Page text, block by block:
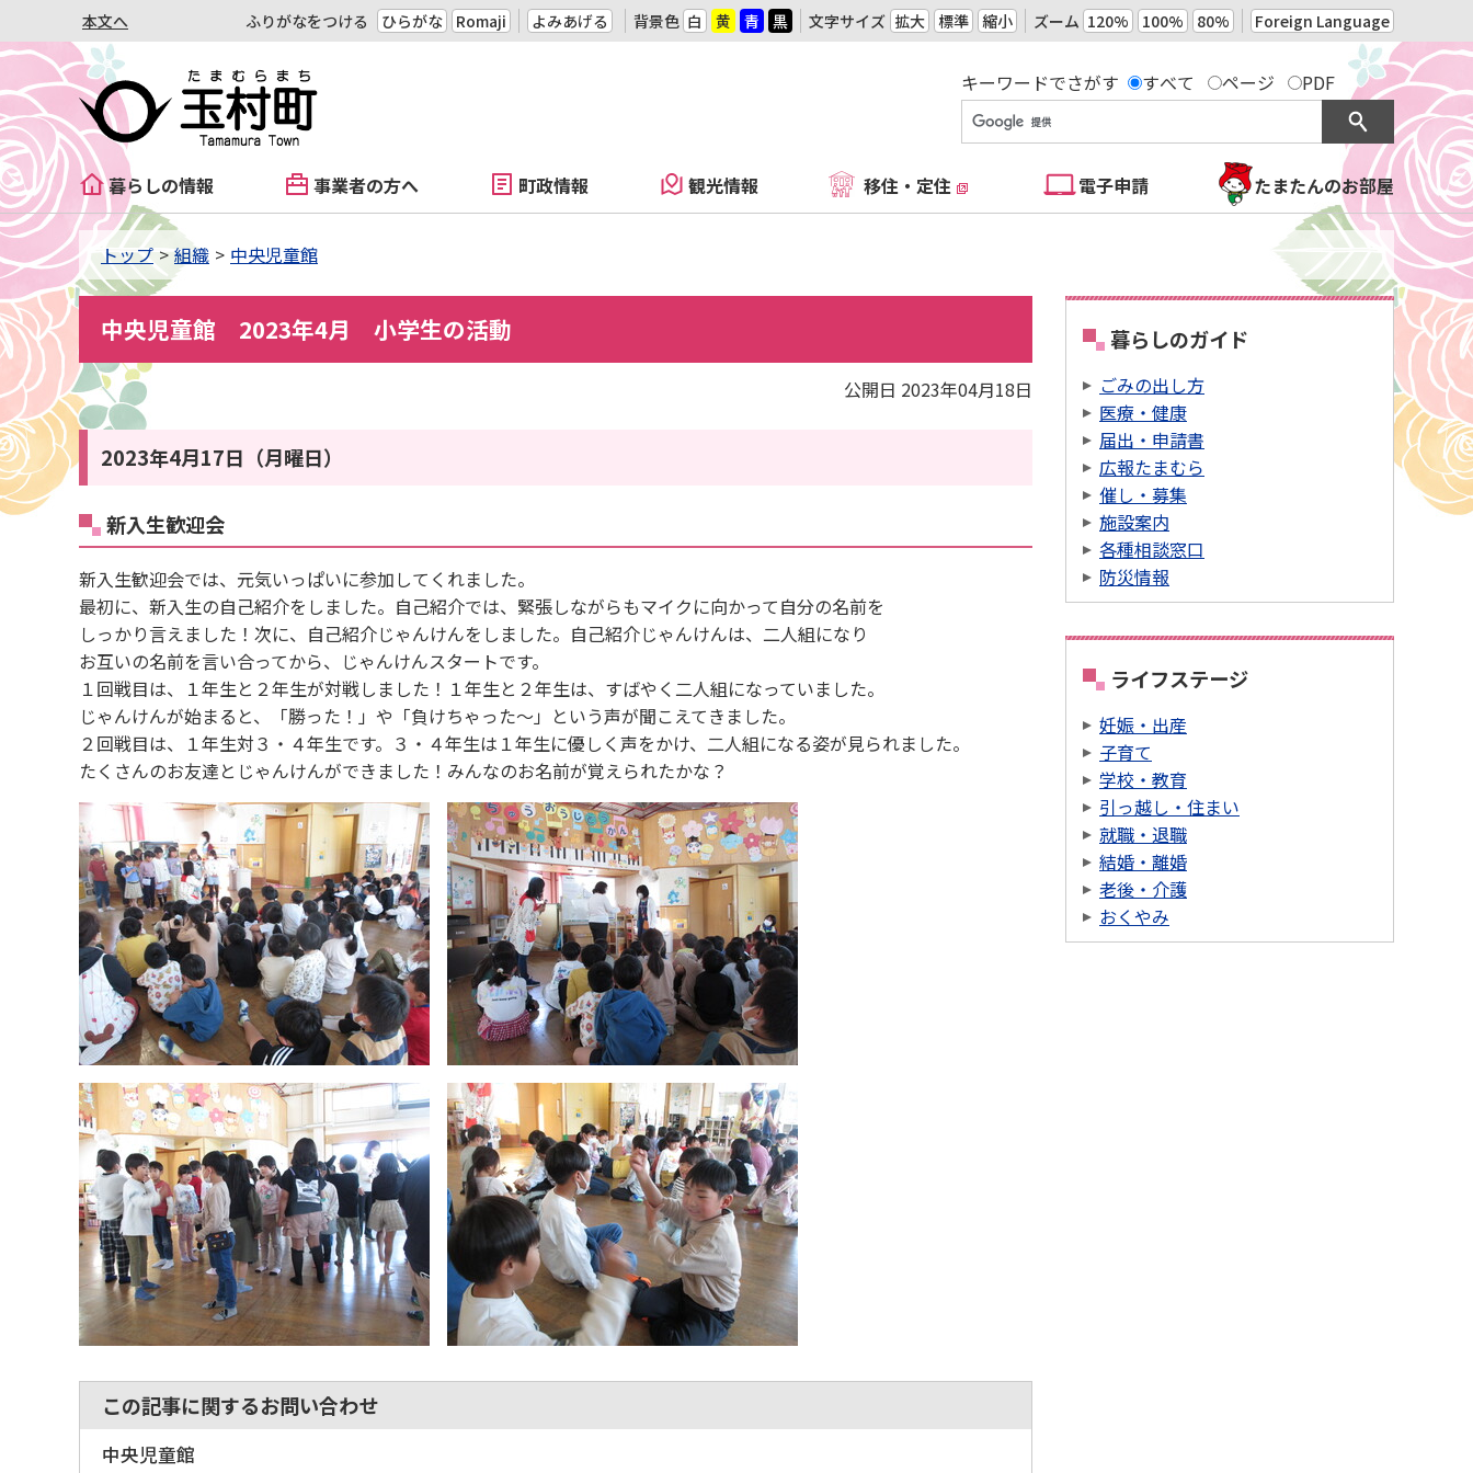
本文へ ふりがなをつける ひらがな Romaji よみあげる 背景色 白 黄 青 黒 文字サイズ 拡大 標準 縮小 ズーム 120% 100% 80% Foreign Language
キーワードでさがす すべて ページ PDF
暮らしの情報 事業者の方へ 町政情報 観光情報 移住・定住 電子申請 たまたんのお部屋
トップ 組織 中央児童館
中央児童館 2023年4月 小学生の活動
公開日 2023年04月18日
2023年4月17日（月曜日）
新入生歓迎会
新入生歓迎会では、元気いっぱいに参加してくれました。
最初に、新入生の自己紹介をしました。自己紹介では、緊張しながらもマイクに向かって自分の名前を
しっかり言えました！次に、自己紹介じゃんけんをしました。自己紹介じゃんけんは、二人組になり
お互いの名前を言い合ってから、じゃんけんスタートです。
１回戦目は、１年生と２年生が対戦しました！１年生と２年生は、すばやく二人組になっていました。
じゃんけんが始まると、「勝った！」や「負けちゃった〜」という声が聞こえてきました。
２回戦目は、１年生対３・４年生です。３・４年生は１年生に優しく声をかけ、二人組になる姿が見られました。
たくさんのお友達とじゃんけんができました！みんなのお名前が覚えられたかな？
この記事に関するお問い合わせ
中央児童館
暮らしのガイド
ごみの出し方
医療・健康
届出・申請書
広報たまむら
催し・募集
施設案内
各種相談窓口
防災情報
ライフステージ
妊娠・出産
子育て
学校・教育
引っ越し・住まい
就職・退職
結婚・離婚
老後・介護
おくやみ